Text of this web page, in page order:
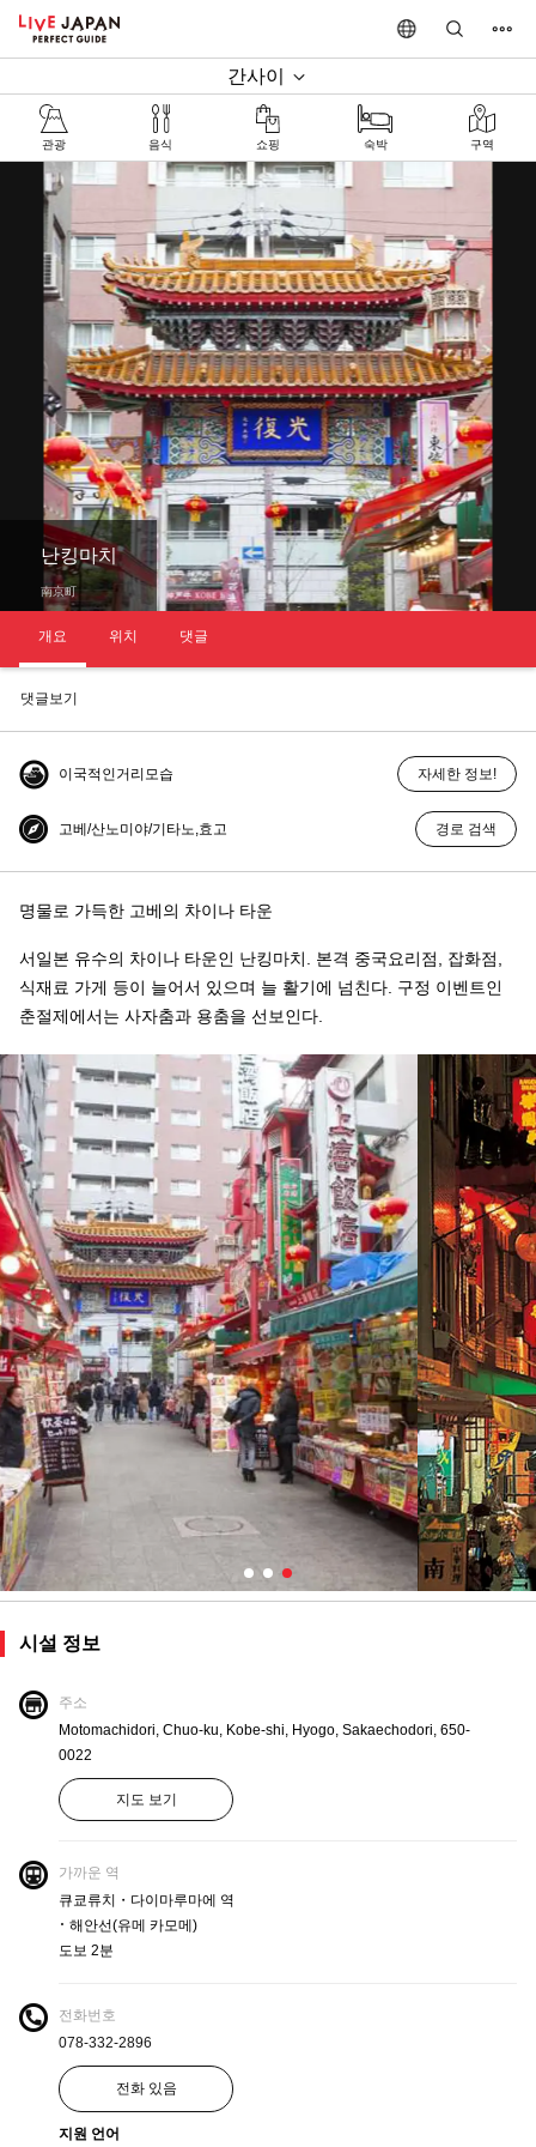
간사이
관광 음식 쇼핑 숙박 구역
난킹마치
南京町
개요 위치 댓글
댓글보기
이국적인거리모습 자세한 정보!
고베/산노미야/기타노,효고 경로 검색
명물로 가득한 고베의 차이나 타운
서일본 유수의 차이나 타운인 난킹마치. 본격 중국요리점, 잡화점,
식재료 가게 등이 늘어서 있으며 늘 활기에 넘친다. 구정 이벤트인
춘절제에서는 사자춤과 용춤을 선보인다.
시설 정보
주소
Motomachidori, Chuo-ku, Kobe-shi, Hyogo, Sakaechodori, 650-
0022
지도 보기
가까운 역
큐쿄류치・다이마루마에 역
･ 해안선(유메 카모메)
도보 2분
전화번호
078-332-2896
전화 있음
지원 언어